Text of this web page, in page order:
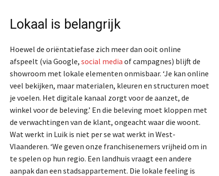
Lokaal is belangrijk
Hoewel de oriëntatiefase zich meer dan ooit online
afspeelt (via Google, social media of campagnes) blijft de
showroom met lokale elementen onmisbaar. ‘Je kan online
veel bekijken, maar materialen, kleuren en structuren moet
je voelen. Het digitale kanaal zorgt voor de aanzet, de
winkel voor de beleving.’ En die beleving moet kloppen met
de verwachtingen van de klant, ongeacht waar die woont.
Wat werkt in Luik is niet per se wat werkt in West-
Vlaanderen. ‘We geven onze franchisenemers vrijheid om in
te spelen op hun regio. Een landhuis vraagt een andere
aanpak dan een stadsappartement. Die lokale feeling is